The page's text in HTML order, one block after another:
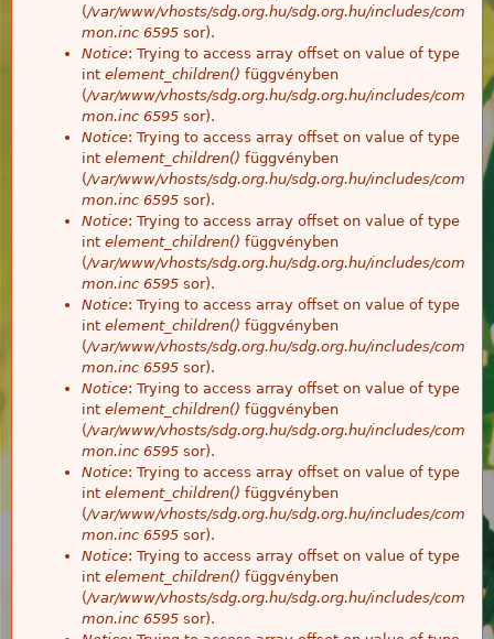
(/var/www/vhosts/sdg.org.hu/sdg.org.hu/includes/com
mon.inc 6595 sor).
Notice: Trying to access array offset on value of type
int element_children() függvényben
(/var/www/vhosts/sdg.org.hu/sdg.org.hu/includes/com
mon.inc 6595 sor).
Notice: Trying to access array offset on value of type
int element_children() függvényben
(/var/www/vhosts/sdg.org.hu/sdg.org.hu/includes/com
mon.inc 6595 sor).
Notice: Trying to access array offset on value of type
int element_children() függvényben
(/var/www/vhosts/sdg.org.hu/sdg.org.hu/includes/com
mon.inc 6595 sor).
Notice: Trying to access array offset on value of type
int element_children() függvényben
(/var/www/vhosts/sdg.org.hu/sdg.org.hu/includes/com
mon.inc 6595 sor).
Notice: Trying to access array offset on value of type
int element_children() függvényben
(/var/www/vhosts/sdg.org.hu/sdg.org.hu/includes/com
mon.inc 6595 sor).
Notice: Trying to access array offset on value of type
int element_children() függvényben
(/var/www/vhosts/sdg.org.hu/sdg.org.hu/includes/com
mon.inc 6595 sor).
Notice: Trying to access array offset on value of type
int element_children() függvényben
(/var/www/vhosts/sdg.org.hu/sdg.org.hu/includes/com
mon.inc 6595 sor).